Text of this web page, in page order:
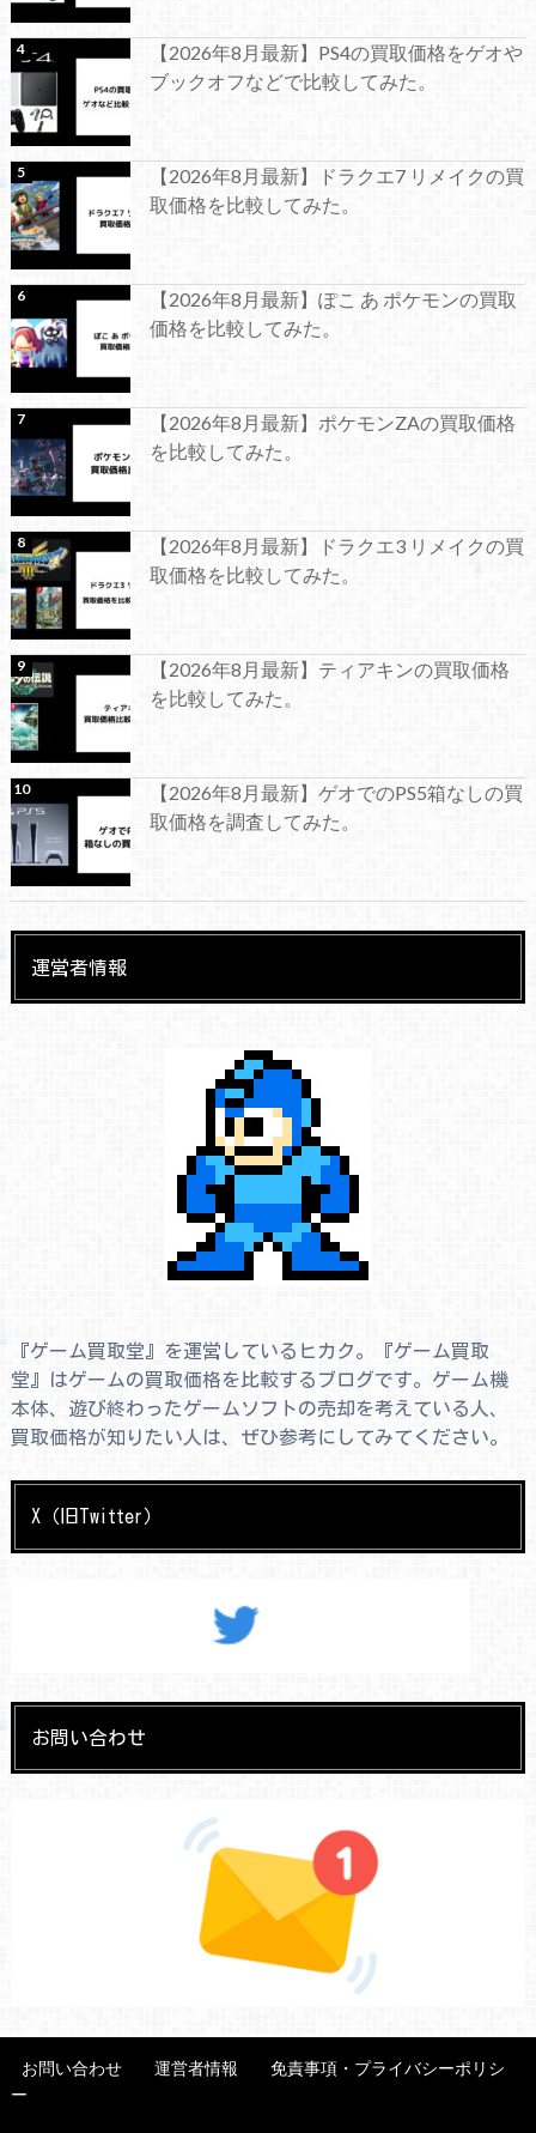
【2026年8月最新】PS4の買取価格をゲオや
ブックオフなどで比較してみた。
【2026年8月最新】ドラクエ7 リメイクの買
取価格を比較してみた。
【2026年8月最新】ぽこ あ ポケモンの買取
価格を比較してみた。
【2026年8月最新】ポケモンZAの買取価格
を比較してみた。
【2026年8月最新】ドラクエ3 リメイクの買
取価格を比較してみた。
【2026年8月最新】ティアキンの買取価格
を比較してみた。
【2026年8月最新】ゲオでのPS5箱なしの買
取価格を調査してみた。
運営者情報
『ゲーム買取堂』を運営しているヒカク。『ゲーム買取
堂』はゲームの買取価格を比較するブログです。ゲーム機
本体、遊び終わったゲームソフトの売却を考えている人、
買取価格が知りたい人は、ぜひ参考にしてみてください。
X（旧Twitter）
お問い合わせ
お問い合わせ 運営者情報
免責事項・プライバシーポリシ
ー